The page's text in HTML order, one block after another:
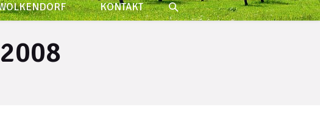
KONTAKT
2008